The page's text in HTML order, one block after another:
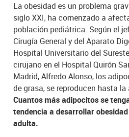
La obesidad es un problema
siglo XXI, ha comenzado a
población pediátrica. Según el
Cirugía General y del Aparato
Hospital Universitario del
cirujano en el Hospital Quirón
Madrid, Alfredo Alonso, los
de grasa, se reproducen hasta
Cuantos más adipocitos se
tendencia a desarrollar
adulta.